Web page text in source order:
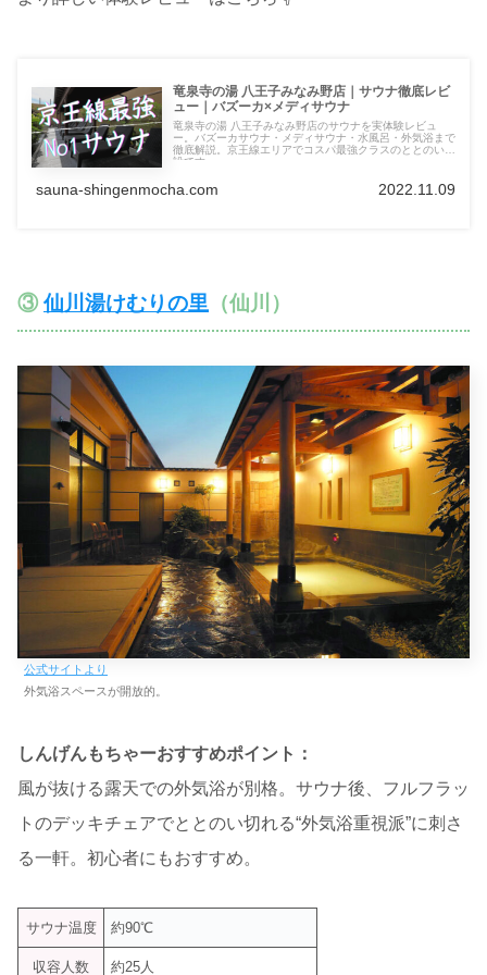
竜泉寺の湯 八王子みなみ野店｜サウナ徹底レビ
ュー｜バズーカ×メディサウナ
竜泉寺の湯 八王子みなみ野店のサウナを実体験レビュ
ー。バズーカサウナ・メディサウナ・水風呂・外気浴まで
徹底解説。京王線エリアでコスパ最強クラスのととのい施
設です。
sauna-shingenmocha.com 2022.11.09
③ 仙川湯けむりの里 （仙川）
公式サイトより
外気浴スペースが開放的。
しんげんもちゃーおすすめポイント：
風が抜ける露天での外気浴が別格。サウナ後、フルフラッ
トのデッキチェアでととのい切れる“外気浴重視派”に刺さ
る一軒。初心者にもおすすめ。
サウナ温度 約90℃
収容人数 約25人